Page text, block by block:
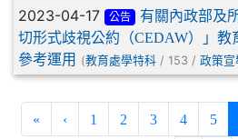
2023-04-17 公告
有關內政部及
切形式歧視公約（CEDAW）」教
參考運用 (教育處學特科 / 153 / 政策宣
« ‹ 1 2 3 4 5